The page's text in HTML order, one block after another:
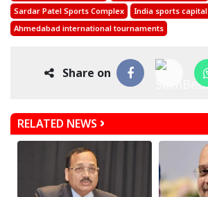
Sardar Patel Sports Complex
India sports capital
Ahmedabad international tournaments
Share on
RELATED NEWS